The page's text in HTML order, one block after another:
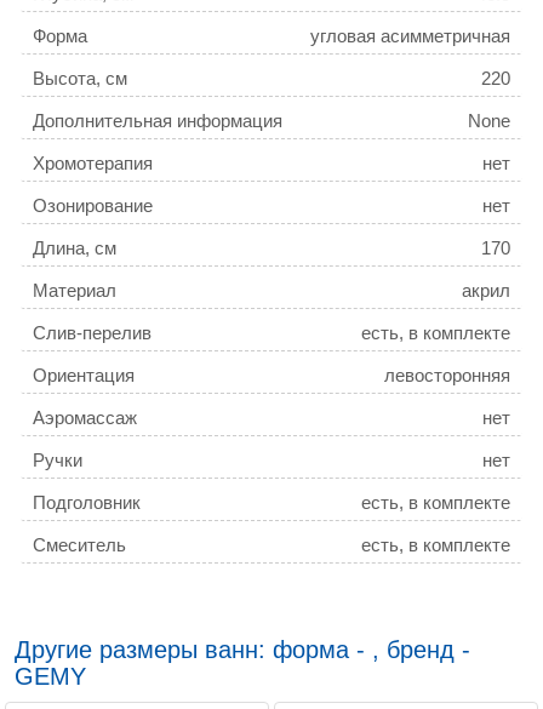
Форма угловая асимметричная
Высота, см 220
Дополнительная информация None
Хромотерапия нет
Озонирование нет
Длина, см 170
Материал акрил
Слив-перелив есть, в комплекте
Ориентация левосторонняя
Аэромассаж нет
Ручки нет
Подголовник есть, в комплекте
Смеситель есть, в комплекте
Антискользящее покрытие
Другие размеры ванн: форма - , бренд -
GEMY